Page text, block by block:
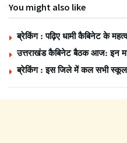
You might also like
ब्रेकिंग : पढ़िए धामी कैबिनेट के
उत्तराखंड कैबिनेट बैठक आज: इन
ब्रेकिंग : इस जिले में कल सभी